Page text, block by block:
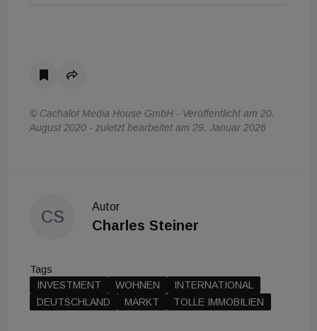
© Cachalot Media House GmbH - Veröffentlicht am 20.
August 2020 - zuletzt bearbeitet am 29. Januar 2026
CS
Autor
Charles Steiner
Tags
INVESTMENT
WOHNEN
INTERNATIONAL
DEUTSCHLAND
MARKT TOLLE IMMOBILIEN